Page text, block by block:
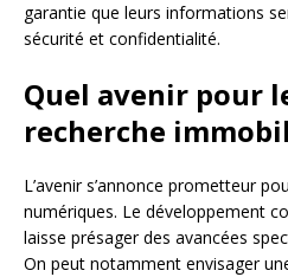
garantie que leurs informations
sécurité et confidentialité.
Quel avenir pour
recherche
L’avenir s’annonce prometteur
numériques. Le développement
laisse présager des avancées
On peut notamment envisager